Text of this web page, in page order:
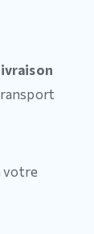
votre